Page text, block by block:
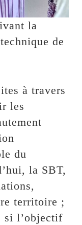
la
de
à travers
les
du
la SBT,
territoire ;
si l’objectif